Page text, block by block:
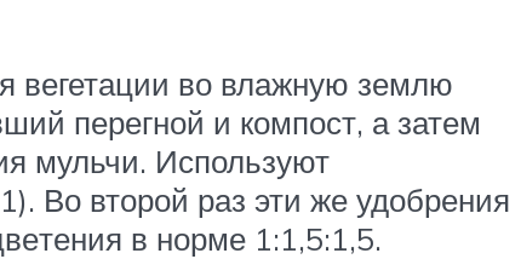
вегетации во влажную землю
перегной и компост, а затем
мульчи. Ис­пользуют
Во второй раз эти же удоб­рения
в норме 1:1,5:1,5.